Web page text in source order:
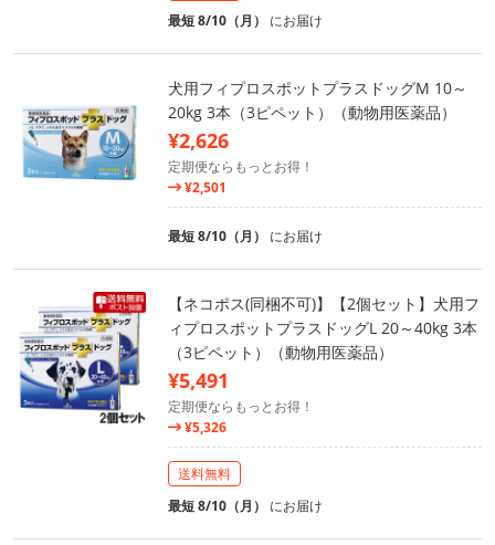
最短 8/10（月） にお届け
犬用フィプロスポットプラスドッグM 10～
20kg 3本（3ピペット）（動物用医薬品）
¥2,626
定期便ならもっとお得！
¥2,501
最短 8/10（月） にお届け
【ネコポス(同梱不可)】【2個セット】犬用フ
ィプロスポットプラスドッグL 20～40kg 3本
（3ピペット）（動物用医薬品）
¥5,491
定期便ならもっとお得！
¥5,326
送料無料
最短 8/10（月） にお届け